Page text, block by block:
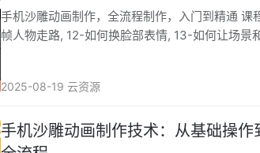
手机沙雕动画制作，全流程制作，入门到精通 课程内容： 10-手机沙雕动画第10课 11-加关键
帧人物走路, 12-如何换脸部表情, 13-如何让场
2025-08-19 云资源
手机沙雕动画制作技术：从基础操